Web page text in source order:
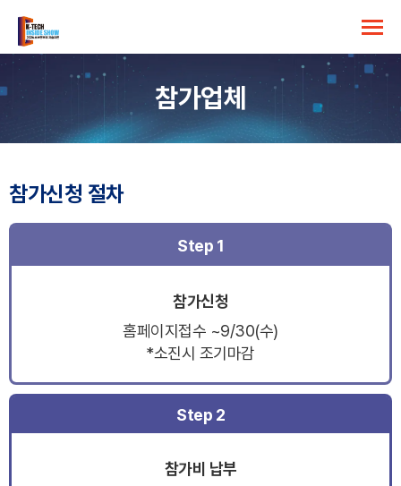
참가업체
참가신청 절차
Step 1
참가신청
홈페이지접수 ~9/30(수)
*소진시 조기마감
Step 2
참가비 납부